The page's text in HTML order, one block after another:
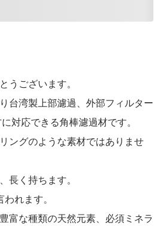
うございます。
台湾製上部濾過、外部フィルター
対応できる角棒濾過材です。
ングのような素材ではありませ
長く持ちます。
れます。
富な種類の天然元素、必須ミネラ